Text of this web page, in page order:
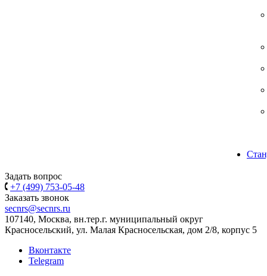
Задать вопрос
+7 (499) 753-05-48
Заказать звонок
secnrs@secnrs.ru
107140, Москва, вн.тер.г. муниципальный округ
Красносельский, ул. Малая Красносельская, дом 2/8, корпус 5
Вконтакте
Telegram